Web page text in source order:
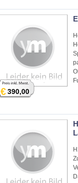
€390,00